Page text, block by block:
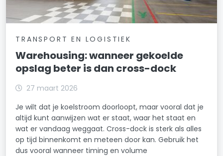
TRANSPORT EN LOGISTIEK
Warehousing: wanneer gekoelde
opslag beter is dan cross-dock
27 maart 2026
Je wilt dat je koelstroom doorloopt, maar vooral dat je
altijd kunt aanwijzen wat er staat, waar het staat en
wat er vandaag weggaat. Cross-dock is sterk als alles
op tijd binnenkomt en meteen door kan. Gebruik het
dus vooral wanneer timing en volume